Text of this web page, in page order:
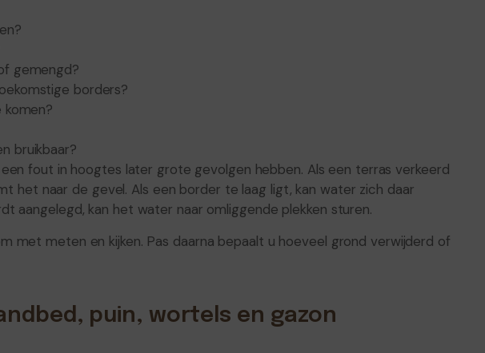
gemengd?
borders?
bruikbaar?
een fout in hoogtes later grote gevolgen hebben. Als een terras verkeerd
het naar de gevel. Als een border te laag ligt, kan water zich daar
aangelegd, kan het water naar omliggende plekken sturen.
met meten en kijken. Pas daarna bepaalt u hoeveel grond verwijderd of
puin, wortels en gazon